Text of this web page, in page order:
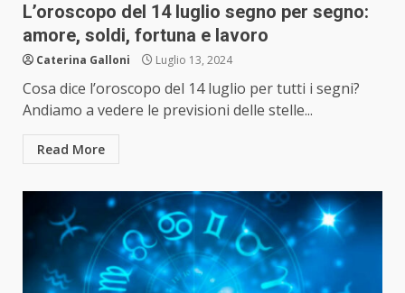
L’oroscopo del 14 luglio segno per segno:
amore, soldi, fortuna e lavoro
Caterina Galloni Luglio 13, 2024
Cosa dice l’oroscopo del 14 luglio per tutti i segni?
Andiamo a vedere le previsioni delle stelle...
Read More